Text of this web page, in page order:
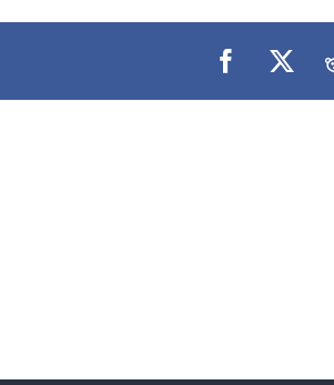
Facebook
X